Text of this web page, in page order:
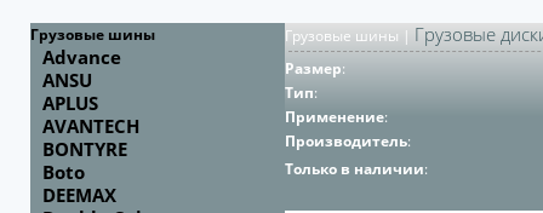
Грузовые шины
Advance
ANSU
APLUS
AVANTECH
BONTYRE
Boto
DEEMAX
Грузовые шины | Грузовые
Размер:
Тип:
Применение:
Производитель:
Только в наличии: